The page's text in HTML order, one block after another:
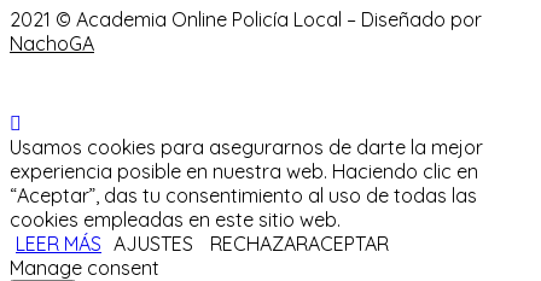
2021 © Academia Online Policía Local – Diseñado por
NachoGA
Usamos cookies para asegurarnos de darte la mejor
experiencia posible en nuestra web. Haciendo clic en
“Aceptar”, das tu consentimiento al uso de todas las
cookies empleadas en este sitio web.
LEER MÁS AJUSTES RECHAZARACEPTAR
Manage consent